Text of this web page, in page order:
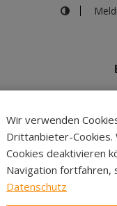
in Innsbruck
Wir verwenden
Drittanbieter-Cookies.
Cookies deaktivieren
Navigation fortfahren,
Datenschutz